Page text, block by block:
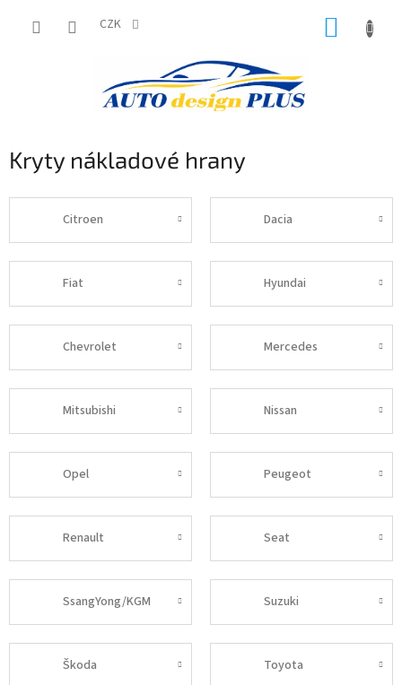
CZK
Kryty nákladové hrany
Citroen Dacia
Fiat Hyundai
Chevrolet Mercedes
Mitsubishi Nissan
Opel Peugeot
Renault Seat
SsangYong/KGM Suzuki
Škoda Toyota